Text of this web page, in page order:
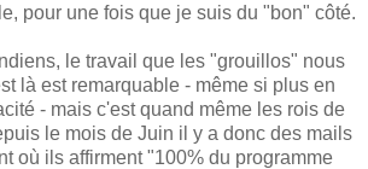
pour une fois que je suis du "bon" côté.
le travail que les "grouillos" nous
là est remarquable - même si plus en
- mais c'est quand même les rois de
le mois de Juin il y a donc des mails
où ils affirment "100% du programme